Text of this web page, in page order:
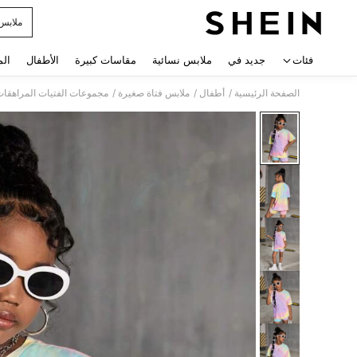
فئات جديد في ملابس نسائية مقاسات كبيرة الأطفال
الصفحة الرئيسية / أطفال / ملابس فتاة صغيرة / مجموعات الفتيات